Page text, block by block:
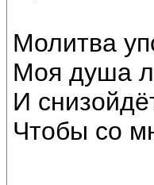
Молитва
Моя душа
И
Чтобы со